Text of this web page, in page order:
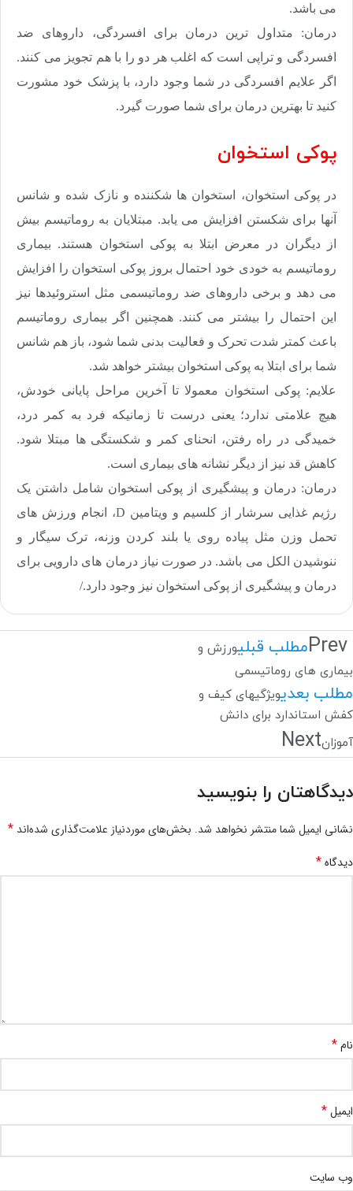
می باشد.
درمان: متداول ترین درمان برای افسردگی، داروهای ضد
افسردگی و تراپی است که اغلب هر دو را با هم تجویز می کنند.
اگر علایم افسردگی در شما وجود دارد، با پزشک خود مشورت
کنید تا بهترین درمان برای شما صورت گیرد.
پوکی استخوان
در پوکی استخوان، استخوان ها شکننده و نازک شده و شانس
آنها برای شکستن افزایش می یابد. مبتلایان به روماتیسم بیش
از دیگران در معرض ابتلا به پوکی استخوان هستند. بیماری
روماتیسم به خودی خود احتمال بروز پوکی استخوان را افزایش
می دهد و برخی داروهای ضد روماتیسمی مثل استروئیدها نیز
این احتمال را بیشتر می کنند. همچنین اگر بیماری روماتیسم
باعث کمتر شدت تحرک و فعالیت بدنی شما شود، باز هم شانس
شما برای ابتلا به پوکی استخوان بیشتر خواهد شد.
علایم: پوکی استخوان معمولا تا آخرین مراحل پایانی خودش،
هیچ علامتی ندارد؛ یعنی درست تا زمانیکه فرد به کمر درد،
خمیدگی در راه رفتن، انحنای کمر و شکستگی ها مبتلا شود.
کاهش قد نیز از دیگر نشانه های بیماری است.
درمان: درمان و پیشگیری از پوکی استخوان شامل داشتن یک
رژیم غذایی سرشار از کلسیم و ویتامین D، انجام ورزش های
تحمل وزن مثل پیاده روی یا بلند کردن وزنه، ترک سیگار و
ننوشیدن الکل می باشد. در صورت نیاز درمان های دارویی برای
درمان و پیشگیری از پوکی استخوان نیز وجود دارد./
Prevمطلب قبلیورزش و
بیماری های روماتیسمی
مطلب بعدیویژگیهای کیف و
کفش استاندارد برای دانش
آموزانNext
دیدگاهتان را بنویسید
نشانی ایمیل شما منتشر نخواهد شد. بخش‌های موردنیاز علامت‌گذاری شده‌اند *
دیدگاه*
نام*
ایمیل*
وب‌ سایت